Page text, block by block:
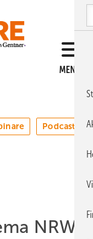
MENÜ
Podcasts
NRW